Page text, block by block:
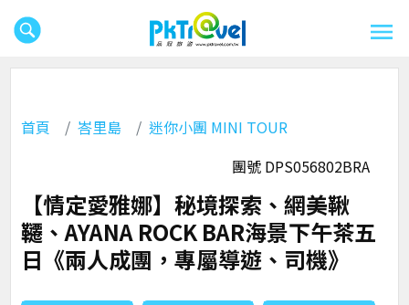
首頁 峇里島
迷你小團 MINI TOUR
團號 DPS056802BRA
【情定愛雅娜】秘境探索、網美鞦
韆、AYANA ROCK BAR海景下午茶五
日《兩人成團，專屬導遊、司機》